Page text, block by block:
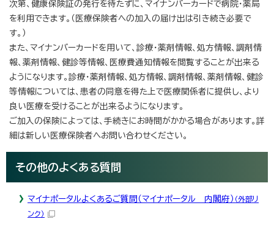
次第、健康保険証の発行を待たずに、マイナンバーカードで病院・薬局
を利用できます。（医療保険者への加入の届け出は引き続き必要で
す。）
また、マイナンバーカードを用いて、診療・薬剤情報、処方情報、調剤情
報、薬剤情報、健診等情報、医療費通知情報を閲覧することが出来る
ようになります。診療・薬剤情報、処方情報、調剤情報、薬剤情報、健診
等情報については、患者の同意を得た上で医療関係者に提供し、より
良い医療を受けることが出来るようになります。
ご加入の保険によっては、手続きにお時間がかかる場合があります。詳
細は新しい医療保険者へお問い合わせください。
その他のよくある質問
マイナポータルよくあるご質問（マイナポータル 内閣府） （外部リ
ンク）